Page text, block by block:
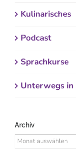
Kulinarisches
Podcast
Sprachkurse
Unterwegs in
Archiv
Archiv